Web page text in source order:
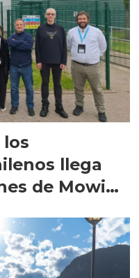
llega
de Mowi